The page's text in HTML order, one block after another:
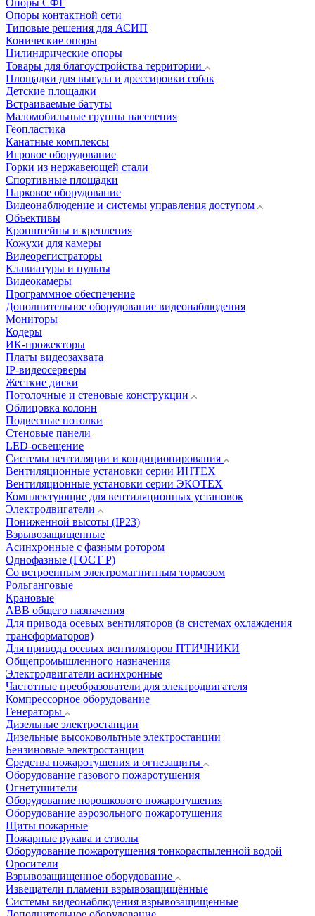
Опоры СФГ
Опоры контактной сети
Типовые решения для АСИП
Конические опоры
Цилиндрические опоры
Товары для благоустройства территории
Площадки для выгула и дрессировки собак
Детские площадки
Встраиваемые батуты
Маломобильные группы населения
Геопластика
Канатные комплексы
Игровое оборудование
Горки из нержавеющей стали
Спортивные площадки
Парковое оборудование
Видеонаблюдение и системы управления доступом
Объективы
Кронштейны и крепления
Кожухи для камеры
Видеорегистраторы
Клавиатуры и пульты
Видеокамеры
Программное обеспечение
Дополнительное оборудование видеонаблюдения
Мониторы
Кодеры
ИК-прожекторы
Платы видеозахвата
IP-видеосерверы
Жесткие диски
Потолочные и стеновые конструкции
Облицовка колонн
Подвесные потолки
Стеновые панели
LED-освещение
Системы вентиляции и кондиционирования
Вентиляционные установки серии ИНТЕХ
Вентиляционные установки серии ЭКОТЕХ
Комплектующие для вентиляционных установок
Электродвигатели
Пониженной высоты (IP23)
Взрывозащищенные
Асинхронные с фазным ротором
Однофазные (ГОСТ Р)
Со встроенным электромагнитным тормозом
Рольганговые
Крановые
АВВ общего назначения
Для привода осевых вентиляторов (в системах охлаждения
трансформаторов)
Для привода осевых вентиляторов ПТИЧНИКИ
Общепромышленного назначения
Электродвигатели асинхронные
Частотные преобразователи для электродвигателя
Компрессорное оборудование
Генераторы
Дизельные электростанции
Дизельные высоковольтные электростанции
Бензиновые электростанции
Средства пожаротушения и огнезащиты
Оборудование газового пожаротушения
Огнетушители
Оборудование порошкового пожаротушения
Оборудование аэрозольного пожаротушения
Щиты пожарные
Пожарные рукава и стволы
Оборудование пожаротушения тонкораспыленной водой
Оросители
Взрывозащищенное оборудование
Извещатели пламени взрывозащищённые
Системы видеонаблюдения взрывозащищенные